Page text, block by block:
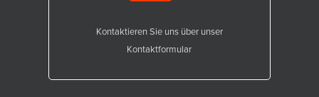
Kontaktieren Sie uns über unser
Kontaktformular